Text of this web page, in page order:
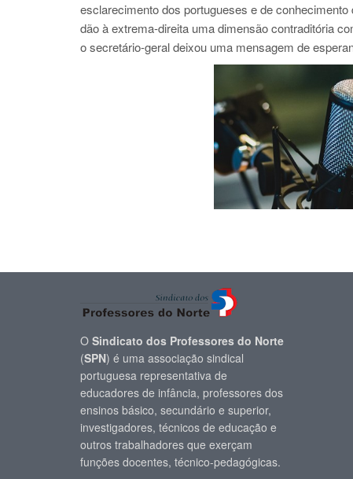
esclarecimento dos portugueses e de
dão à extrema-direita uma dimensão contraditória
o secretário-geral deixou uma mensagem de
O Sindicato dos Professores do Norte
(SPN) é uma associação sindical
portuguesa representativa de
educadores de infância, professores dos
ensinos básico, secundário e superior,
investigadores, técnicos de educação e
outros trabalhadores que exerçam
funções docentes, técnico-pedagógicas.